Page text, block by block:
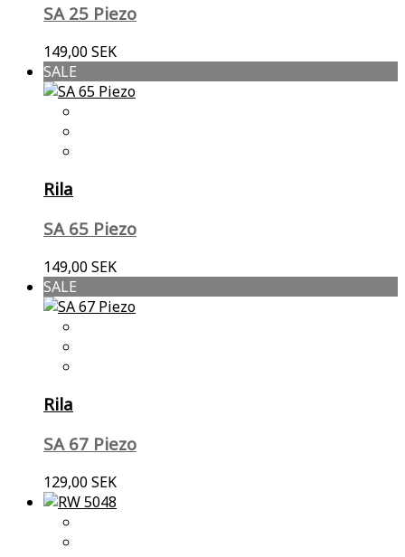
SA 25 Piezo
149,00 SEK
SALE
Rila
SA 65 Piezo
149,00 SEK
SALE
Rila
SA 67 Piezo
129,00 SEK